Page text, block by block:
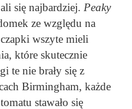
się najbardziej. Peaky
ze względu na
wszyte mieli
które skutecznie
te nie brały się z
Birmingham, każde
stawało się